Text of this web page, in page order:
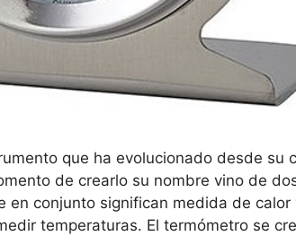
que ha evolucionado desde su
de crearlo su nombre vino de
en conjunto significan medida de
temperaturas. El termómetro se